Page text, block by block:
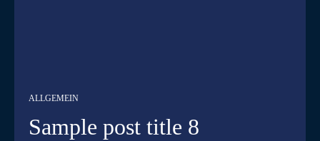
ALLGEMEIN
Sample post title 8